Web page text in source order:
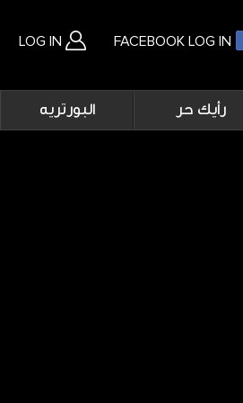
LOG IN FACEBOOK LOG IN
Main
navigation
رأيك حر البورتريه